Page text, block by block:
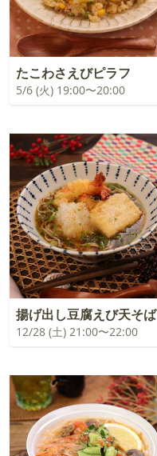
たこわさえびピラフ
5/6 (火) 19:00〜20:00
揚げ出し豆腐えび天そば
12/28 (土) 21:00〜22:00